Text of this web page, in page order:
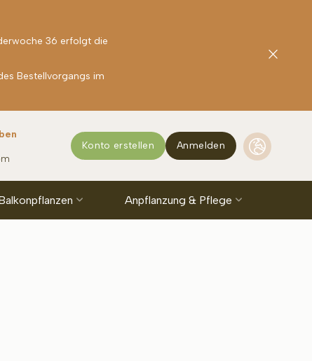
Konto erstellen Anmelden
Anpflanzung & Pflege
36 erfolgt die
Bestellvorgangs im